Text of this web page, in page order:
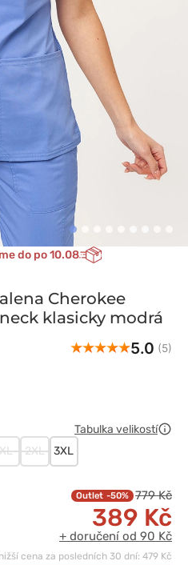
do po 10.08
Cherokee
klasicky modrá
5.0 (5)
Tabulka velikostí
2XL 3XL
-50% 779 Kč
389 Kč
+ doručení od 90 Kč
cena za posledních 30 dní: 479 Kč